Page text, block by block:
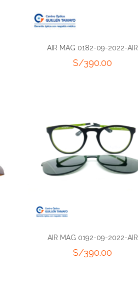
AIR MAG 0182-09-2022-AIR
S/390.00
AIR MAG 0192-09-2022-AIR
S/390.00